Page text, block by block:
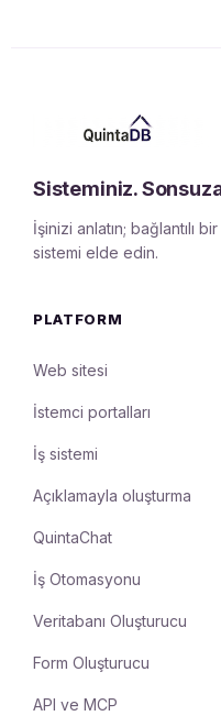
Sisteminiz.
İşinizi anlatın; bağlantılı
sistemi elde edin.
PLATFORM
Web sitesi
İstemci portalları
İş sistemi
Açıklamayla oluşturma
QuintaChat
İş Otomasyonu
Veritabanı Oluşturucu
Form Oluşturucu
API ve MCP